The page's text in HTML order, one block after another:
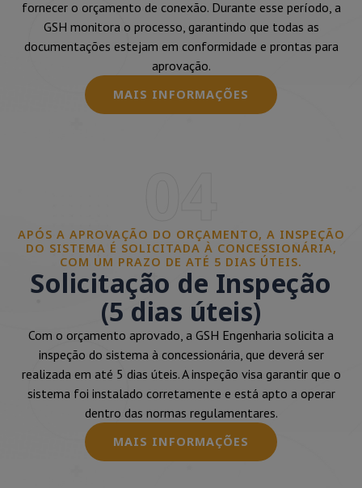
fornecer o orçamento de conexão. Durante esse período, a
GSH monitora o processo, garantindo que todas as
documentações estejam em conformidade e prontas para
aprovação.
MAIS INFORMAÇÕES
APÓS A APROVAÇÃO DO ORÇAMENTO, A INSPEÇÃO
DO SISTEMA É SOLICITADA À CONCESSIONÁRIA,
COM UM PRAZO DE ATÉ 5 DIAS ÚTEIS.
Solicitação de Inspeção
(5 dias úteis)
Com o orçamento aprovado, a GSH Engenharia solicita a
inspeção do sistema à concessionária, que deverá ser
realizada em até 5 dias úteis. A inspeção visa garantir que o
sistema foi instalado corretamente e está apto a operar
dentro das normas regulamentares.
MAIS INFORMAÇÕES